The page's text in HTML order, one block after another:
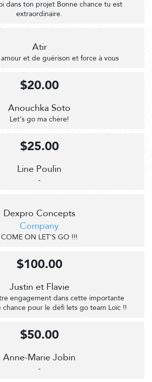
dans ton projet Bonne chance tu est
extraordinaire.
Atir
et de guérison et force à vous
Anouchka Soto
Let's go ma chère!
$20.00
Line Poulin
-
$25.00
Dexpro Concepts
Company
COME ON LET'S GO !!!
Justin et Flavie
engagement dans cette importante
chance pour le défi lets go team Loïc !!
$100.00
Anne-Marie Jobin
-
$50.00